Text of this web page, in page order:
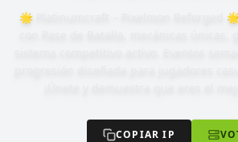
🌟 Platinumcraft – Pixelmon Reforged
COPIAR IP